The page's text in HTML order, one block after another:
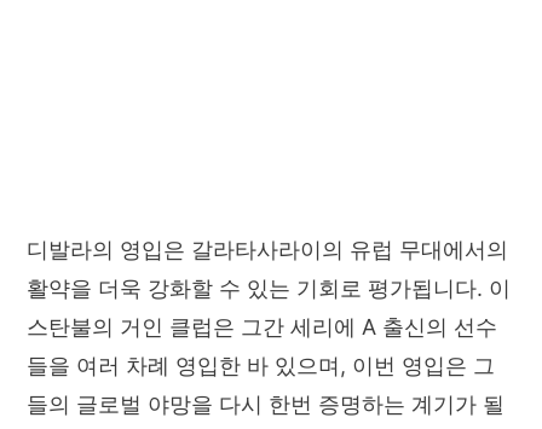
디발라의 영입은 갈라타사라이의 유럽 무대에서의
활약을 더욱 강화할 수 있는 기회로 평가됩니다. 이
스탄불의 거인 클럽은 그간 세리에 A 출신의 선수
들을 여러 차례 영입한 바 있으며, 이번 영입은 그
들의 글로벌 야망을 다시 한번 증명하는 계기가 될